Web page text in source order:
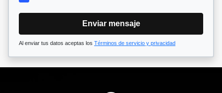
Enviar mensaje
Al enviar tus datos aceptas los Términos de servicio y privacidad